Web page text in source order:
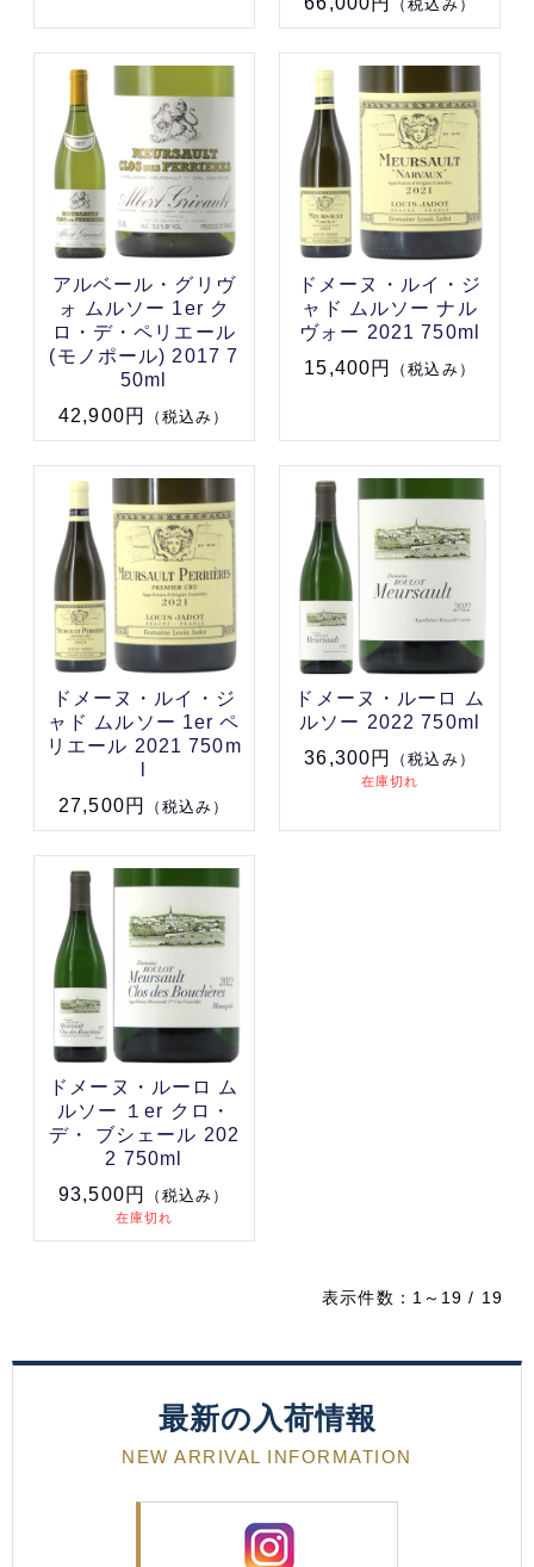
（税込み）
アルベール・グリヴ
ォ ムルソー 1er ク
ロ・デ・ペリエール
(モノポール) 2017 7
50ml
42,900円
（税込み）
ドメーヌ・ルイ・ジ
ャド ムルソー ナル
ヴォー 2021 750ml
15,400円
（税込み）
ドメーヌ・ルイ・ジ
ャド ムルソー 1er ペ
リエール 2021 750m
27,500円
（税込み）
ドメーヌ・ルーロ ム
ルソー 2022 750ml
36,300円
（税込み）
在庫切れ
ドメーヌ・ルーロ ム
ルソー １er クロ・
デ・ ブシェール 202
2 750ml
93,500円
（税込み）
在庫切れ
表示件数：1～19 / 19
最新の入荷情報
NEW ARRIVAL INFORMATION